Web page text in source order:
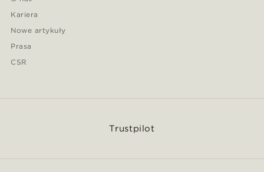
Kariera
Nowe artykuły
Prasa
CSR
Trustpilot